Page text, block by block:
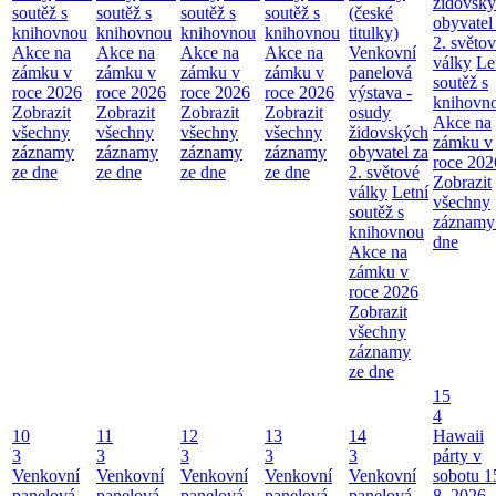
soutěž s
knihovnou
Akce na
zámku v
roce 2026
Zobrazit
všechny
záznamy
ze dne
soutěž s
knihovnou
Akce na
zámku v
roce 2026
Zobrazit
všechny
záznamy
ze dne
soutěž s
knihovnou
Akce na
zámku v
roce 2026
Zobrazit
všechny
záznamy
ze dne
soutěž s
knihovnou
Akce na
zámku v
roce 2026
Zobrazit
všechny
záznamy
ze dne
(české
titulky)
Venkovní
panelová
výstava -
osudy
židovských
obyvatel za
2. světové
války Letní
soutěž s
knihovnou
Akce na
zámku v
roce 2026
Zobrazit
všechny
záznamy
ze dne
obyvatel
2.
války
soutěž s
Akce na
zámku v
roce
Zobrazit
všechny
dne
10
3
Venkovní
11
3
Venkovní
12
3
Venkovní
13
3
Venkovní
14
3
Venkovní
15
4
Hawaii
párty v
sobotu